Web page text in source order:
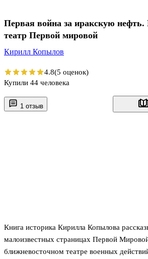
1 отзыв
Книга историка Кирилла Копылова
малоизвестных страницах Первой
ближневосточном театре военных
Первая война за иракскую
театр Первой мировой
Кирилл Копылов
4.8(5 оценок)
Купили 44 человека